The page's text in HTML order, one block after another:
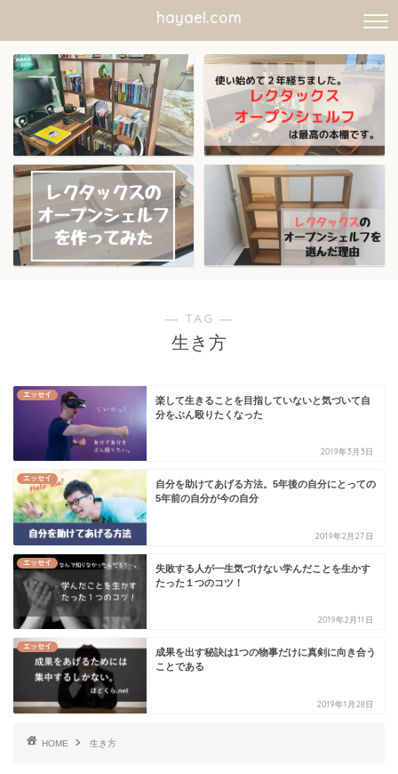
hayael.com
― TAG ―
生き方
エッセイ
楽して生きることを目指していないと気づいて自
分をぶん殴りたくなった
2019年3月3日
エッセイ
自分を助けてあげる方法。5年後の自分にとっての
5年前の自分が今の自分
2019年2月27日
エッセイ
失敗する人が一生気づけない学んだことを生かす
たった１つのコツ！
2019年2月11日
エッセイ
成果を出す秘訣は1つの物事だけに真剣に向き合う
ことである
2019年1月28日
HOME 生き方